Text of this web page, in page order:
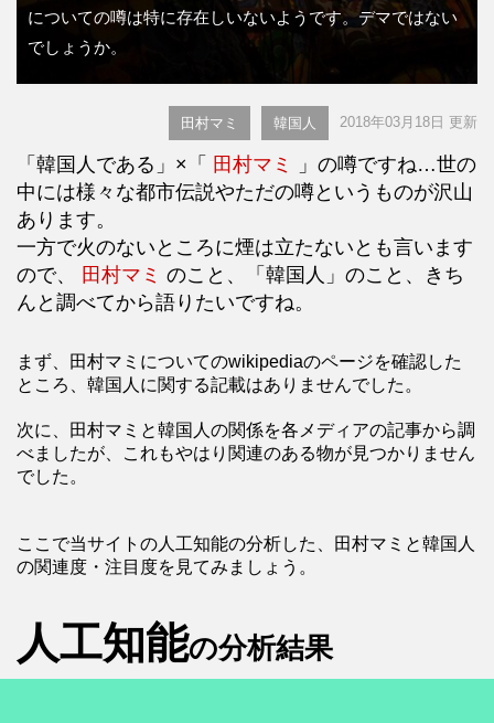
についての噂は特に存在しいないようです。デマではない
でしょうか。
田村マミ 韓国人 2018年03月18日 更新
「韓国人である」×「 田村マミ
」の噂ですね…世の
中には様々な都市伝説やただの噂というものが沢山
あります。
一方で火のないところに煙は立たないとも言います
ので、
田村マミ のこと、「韓国人」のこと、きち
んと調べてから語りたいですね。
まず、田村マミについてのwikipediaのページを確認した
ところ、韓国人に関する記載はありませんでした。
次に、田村マミと韓国人の関係を各メディアの記事から調
べましたが、これもやはり関連のある物が見つかりません
でした。
ここで当サイトの人工知能の分析した、田村マミと韓国人
の関連度・注目度を見てみましょう。
人工知能の分析結果